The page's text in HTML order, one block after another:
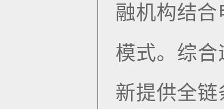
融机构结合
模式。综
新提供全